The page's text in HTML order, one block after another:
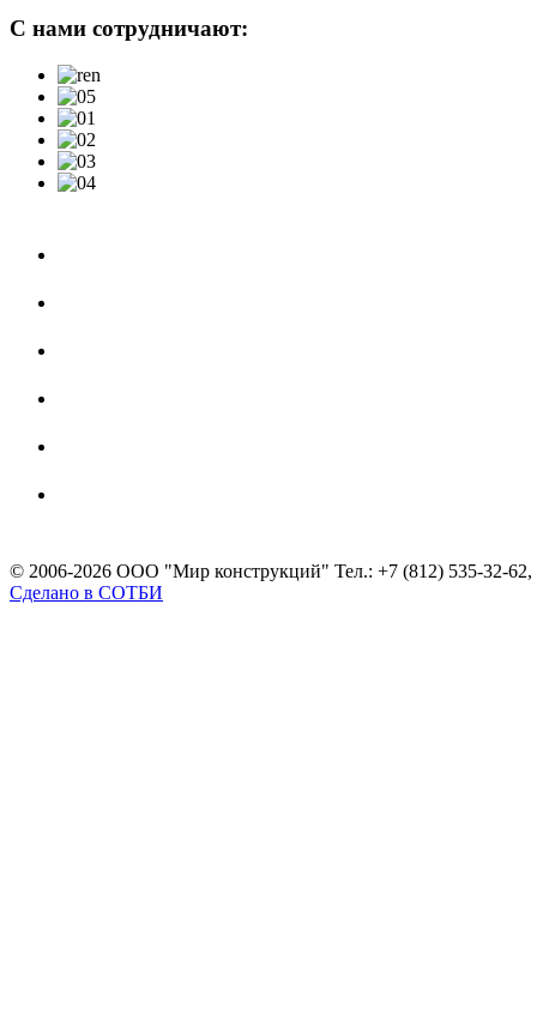
C нами сотрудничают:
© 2006-2026 OOO "Мир конструкций" Тел.: +7 (812) 535-32-
Сделано в СОТБИ